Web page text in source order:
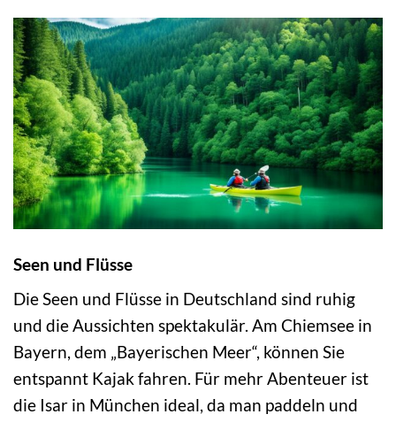
Seen und Flüsse
Die Seen und Flüsse in Deutschland sind ruhig
und die Aussichten spektakulär. Am Chiemsee in
Bayern, dem „Bayerischen Meer“, können Sie
entspannt Kajak fahren. Für mehr Abenteuer ist
die Isar in München ideal, da man paddeln und